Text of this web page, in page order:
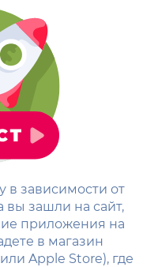
в зависимости от
вы зашли на сайт,
приложения на
в магазин
Apple Store), где